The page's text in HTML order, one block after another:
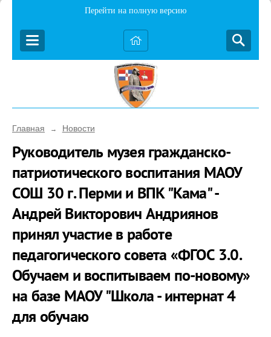
Перейти на полную версию
Главная → Новости
Руководитель музея гражданско-
патриотического воспитания МАОУ
СОШ 30 г. Перми и ВПК "Кама" -
Андрей Викторович Андриянов
принял участие в работе
педагогического совета «ФГОС 3.0.
Обучаем и воспитываем по-новому»
на базе МАОУ "Школа - интернат 4
для обучаю